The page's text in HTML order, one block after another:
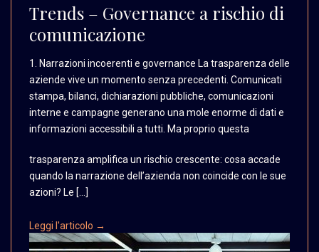
Trends – Governance a rischio di
comunicazione
1. Narrazioni incoerenti e governance La trasparenza delle
aziende vive un momento senza precedenti. Comunicati
stampa, bilanci, dichiarazioni pubbliche, comunicazioni
interne e campagne generano una mole enorme di dati e
informazioni accessibili a tutti. Ma proprio questa
trasparenza amplifica un rischio crescente: cosa accade
quando la narrazione dell’azienda non coincide con le sue
azioni? Le […]
Leggi l'articolo →